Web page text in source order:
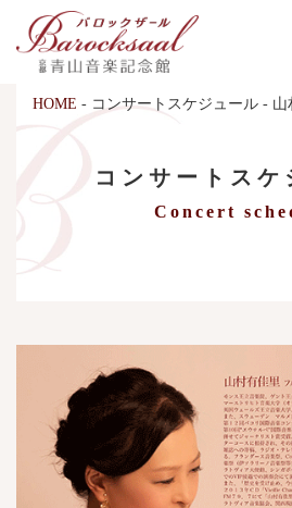
HOME - コンサートスケジュール -
コンサートスケ
Concert